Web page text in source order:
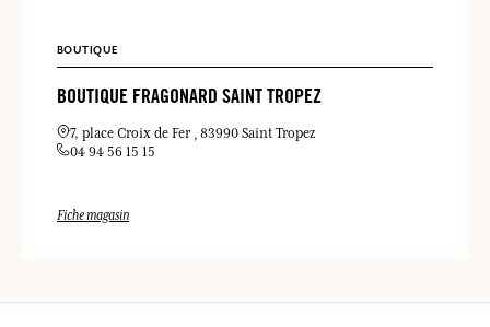
BOUTIQUE
BOUTIQUE FRAGONARD SAINT TROPEZ
7, place Croix de Fer 83990 Saint Tropez
04 94 56 15 15
Fiche magasin